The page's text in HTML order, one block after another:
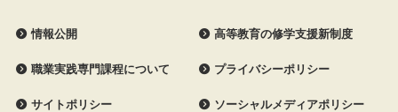
情報公開 高等教育の修学支援新制度
職業実践専門課程について プライバシーポリシー
サイトポリシー ソーシャルメディアポリシー